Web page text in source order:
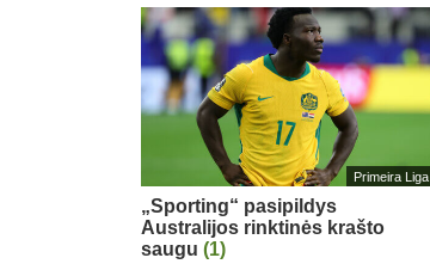
Primeira Liga
„Sporting“ pasipildys
Australijos rinktinės krašto
saugu (1)